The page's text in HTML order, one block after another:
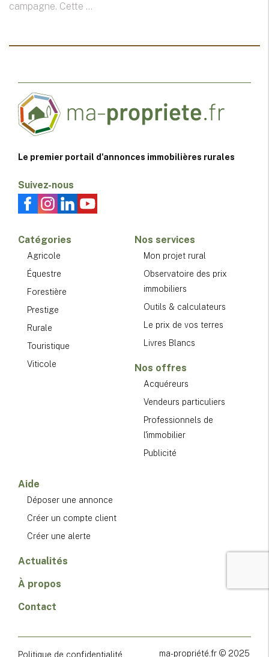
campagne. Cette ...
Le premier portail d'annonces immobilières rurales
Suivez-nous
Catégories
Agricole
Équestre
Forestière
Prestige
Rurale
Touristique
Viticole
Nos services
Mon projet rural
Observatoire des prix
immobiliers
Outils & calculateurs
Le prix de vos terres
Livres Blancs
Nos offres
Acquéreurs
Vendeurs particuliers
Professionnels de
l'immobilier
Publicité
Aide
Déposer une annonce
Créer un compte client
Créer une alerte
Actualités
À propos
Contact
Politique de confidentialité ma-propriété.fr © 2025